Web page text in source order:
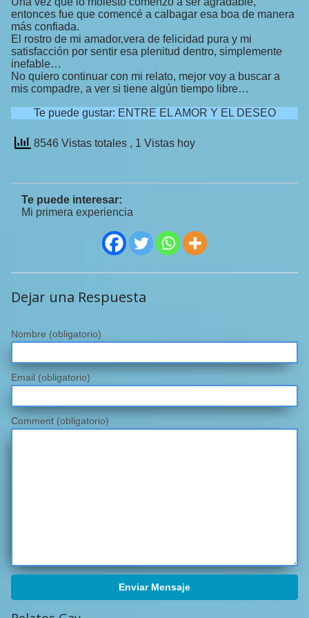
entonces fue que comencé a calbagar esa boa de manera
más confiada.
El rostro de mi amador,vera de felicidad pura y mi
satisfacción por sentir esa plenitud dentro, simplemente
inefable…
No quiero continuar con mi relato, mejor voy a buscar a
mis compadre, a ver si tiene algún tiempo libre…
Te puede gustar: ENTRE EL AMOR Y EL DESEO
8546 Vistas totales , 1 Vistas hoy
Te puede interesar:
Mi primera experiencia
Dejar una Respuesta
Nombre (obligatorio)
Email (obligatorio)
Comment (obligatorio)
Enviar Mensaje